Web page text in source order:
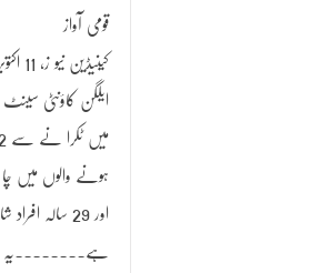
قومی آواز
کینیڈین نیو ز، 11 اکتوبر ،2021
ایلگن کاؤنٹی
اور 29 سالہ
ہے۔۔۔۔۔۔۔۔یہ